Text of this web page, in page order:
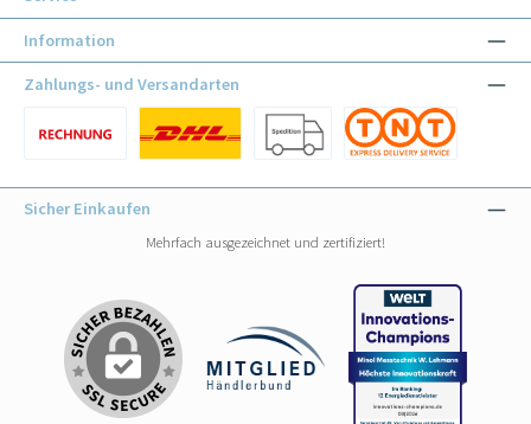
Information
Zahlungs- und Versandarten
Sicher Einkaufen
Mehrfach ausgezeichnet und zertifiziert!